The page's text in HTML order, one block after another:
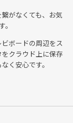
がなくても、お気
ボードの周辺をス
クラウド上に保存
く安心です。